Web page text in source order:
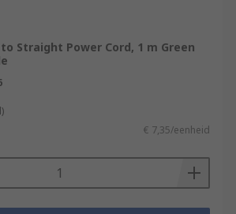
to Straight Power Cord, 1 m Green
€ 7,35/eenheid